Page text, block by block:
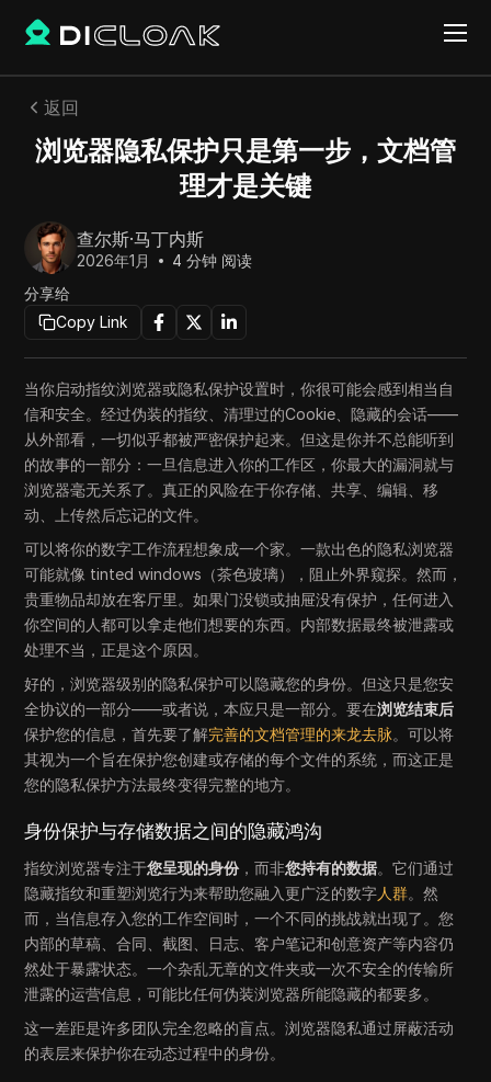
返回
浏览器隐私保护只是第一步，文档管
理才是关键
查尔斯·马丁内斯
2026年1月 4 分钟 阅读
分享给
Copy Link
当你启动指纹浏览器或隐私保护设置时，你很可能会感到相当自
信和安全。经过伪装的指纹、清理过的Cookie、隐藏的会话——
从外部看，一切似乎都被严密保护起来。但这是你并不总能听到
的故事的一部分：一旦信息进入你的工作区，你最大的漏洞就与
浏览器毫无关系了。真正的风险在于你存储、共享、编辑、移
动、上传然后忘记的文件。
可以将你的数字工作流程想象成一个家。一款出色的隐私浏览器
可能就像 tinted windows（茶色玻璃），阻止外界窥探。然而，
贵重物品却放在客厅里。如果门没锁或抽屉没有保护，任何进入
你空间的人都可以拿走他们想要的东西。内部数据最终被泄露或
处理不当，正是这个原因。
好的，浏览器级别的隐私保护可以隐藏您的身份。但这只是您安
全协议的一部分——或者说，本应只是一部分。要在浏览结束后
保护您的信息，首先要了解完善的文档管理的来龙去脉。可以将
其视为一个旨在保护您创建或存储的每个文件的系统，而这正是
您的隐私保护方法最终变得完整的地方。
身份保护与存储数据之间的隐藏鸿沟
指纹浏览器专注于您呈现的身份，而非您持有的数据。它们通过
隐藏指纹和重塑浏览行为来帮助您融入更广泛的数字人群。然
而，当信息存入您的工作空间时，一个不同的挑战就出现了。您
内部的草稿、合同、截图、日志、客户笔记和创意资产等内容仍
然处于暴露状态。一个杂乱无章的文件夹或一次不安全的传输所
泄露的运营信息，可能比任何伪装浏览器所能隐藏的都要多。
这一差距是许多团队完全忽略的盲点。浏览器隐私通过屏蔽活动
的表层来保护你在动态过程中的身份。